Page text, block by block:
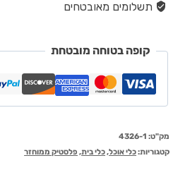
תשלומים מאובטחים
קופה בטוחה מובטחת
מק"ט: 4326-1
קטגוריות:כלי אוכל,כלי בית, פלסטיק ממוחזר